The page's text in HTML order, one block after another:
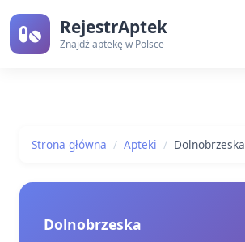
RejestrAptek
Znajdź aptekę w Polsce
Strona główna Apteki Dolnobrzeska
Dolnobrzeska